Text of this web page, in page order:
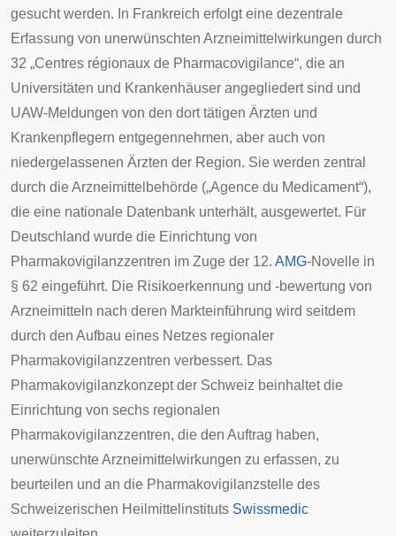
gesucht werden. In Frankreich erfolgt eine dezentrale
Erfassung von unerwünschten Arzneimittelwirkungen durch
32 „Centres régionaux de Pharmacovigilance“, die an
Universitäten und Krankenhäuser angegliedert sind und
UAW-Meldungen von den dort tätigen Ärzten und
Krankenpflegern entgegennehmen, aber auch von
niedergelassenen Ärzten der Region. Sie werden zentral
durch die Arzneimittelbehörde („Agence du Medicament“),
die eine nationale Datenbank unterhält, ausgewertet. Für
Deutschland wurde die Einrichtung von
Pharmakovigilanzzentren im Zuge der 12. AMG-Novelle in
§ 62 eingeführt. Die Risikoerkennung und -bewertung von
Arzneimitteln nach deren Markteinführung wird seitdem
durch den Aufbau eines Netzes regionaler
Pharmakovigilanzzentren verbessert. Das
Pharmakovigilanzkonzept der Schweiz beinhaltet die
Einrichtung von sechs regionalen
Pharmakovigilanzzentren, die den Auftrag haben,
unerwünschte Arzneimittelwirkungen zu erfassen, zu
beurteilen und an die Pharmakovigilanzstelle des
Schweizerischen Heilmittelinstituts Swissmedic